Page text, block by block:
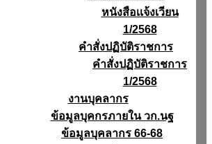
หนังสือเเจ้งเวียน
1/2568
คำสั่งปฏิบัติราชการ
คำสั่งปฏิบัติราชการ
1/2568
งานบุคลากร
ข้อมูลบุคกรภายใน วก.นฐ
ข้อมูลบุคลากร 66-68